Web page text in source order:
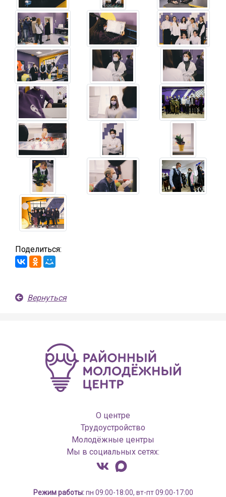
Поделиться:
Вернуться
О центре
Трудоустройство
Молодёжные центры
Мы в социальных сетях:
Режим работы:пн 09:00-18:00, вт-пт 09:00-17:00